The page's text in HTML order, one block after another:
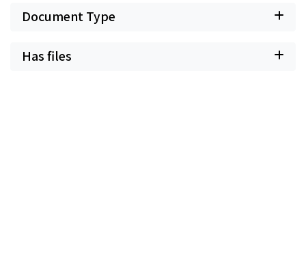
Document Type
Has files